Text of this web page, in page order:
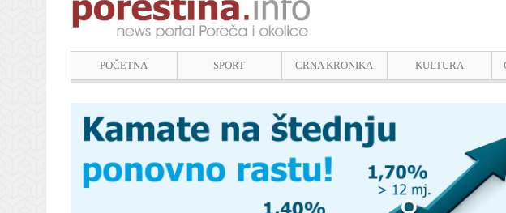
POČETNA SPORT CRNA KRONIKA KULTURA